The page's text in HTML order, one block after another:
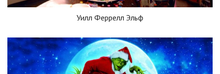
Уилл Феррелл Эльф